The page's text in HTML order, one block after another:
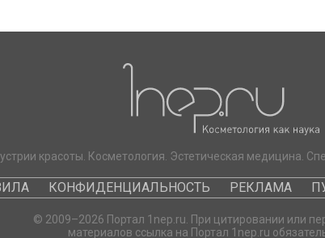
красоты. Косметология. Эстетическая медицина.
КОНФИДЕНЦИАЛЬНОСТЬ РЕКЛАМА
© 2009–2026 Портал 1nep.ru. При цитировании или
материалов ссылка на Портал 1nep.ru